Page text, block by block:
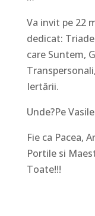
Va invit pe 22
dedicat:
care Suntem,
Iertării.
Unde?Pe
Fie ca Pacea,
Portile si
Toate!!!